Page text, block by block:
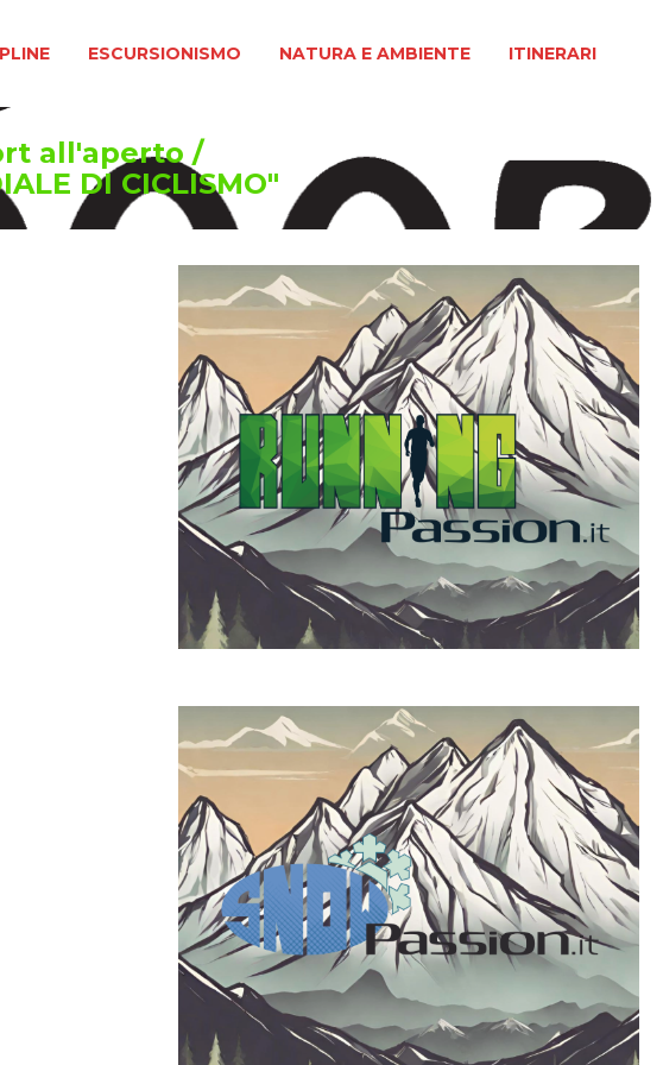
ESCURSIONISMO NATURA E AMBIENTE ITINERARI
all'aperto /
DI CICLISMO"